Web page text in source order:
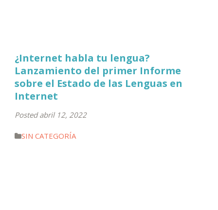
¿Internet habla tu lengua?
Lanzamiento del primer Informe
sobre el Estado de las Lenguas en
Internet
Posted abril 12, 2022
SIN CATEGORÍA